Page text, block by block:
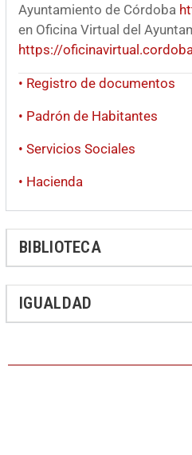
Ayuntamiento de Córdoba
en Oficina Virtual del
https://
• Registro de documentos
• Padrón de Habitantes
• Servicios Sociales
• Hacienda
BIBLIOTECA
IGUALDAD